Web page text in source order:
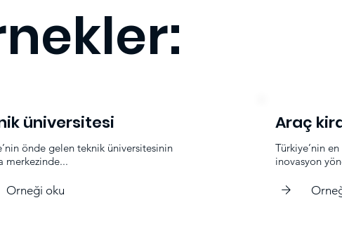
Araç
Türkiye’nin
inovasyon
üniversitesi
önde gelen teknik üniversitesinin
merkezinde...
Orneği oku